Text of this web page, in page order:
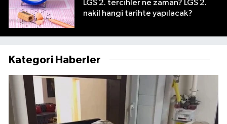
LGS 2. tercihler ne zaman? LGS 2.
nakil hangi tarihte yapılacak?
Kategori Haberler